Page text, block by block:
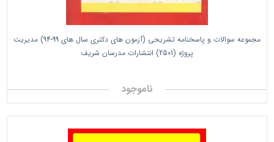
مجموعه سوالات و پاسخنامه تشریحی (آزمون های دکتری سال های 99-94) مدیریت
پروژه (2501) انتشارات مدرسان شریف
ناموجود